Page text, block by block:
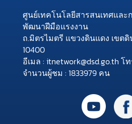
ศูนย์เทคโนโลยีสารสนเทศและ
พัฒนาฝีมือแรงงาน
ถ.มิตรไมตรี แขวงดินแดง เขตดิ
10400
อีเมล : itnetwork@dsd.go.th โ
จำนวนผู้ชม : 1833979 คน